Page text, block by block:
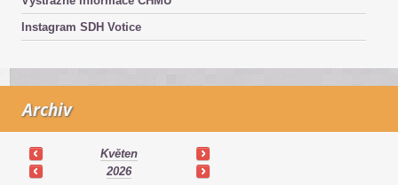
Instagram SDH Votice
Archiv
Květen
2026